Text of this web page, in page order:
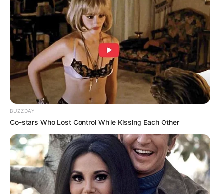
OST (Original Soundtrack)
Recently– Kim Yo Han
Loveable– SinBGFRIEND
Day and Night– Ha Hyun Sang
Trailer
BUZZDAY
Co-stars Who Lost Control While Kissing Each Other